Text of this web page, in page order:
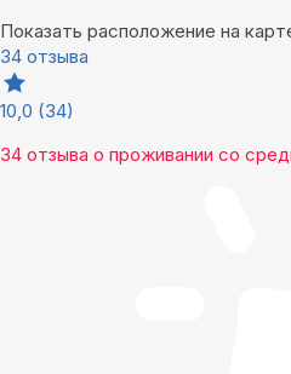
Показать расположение на
34 отзыва
10,0 (34)
34 отзыва о проживании со